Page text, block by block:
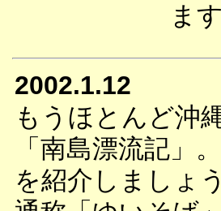
ます
2002.1.12
もうほとんど沖
「南島漂流記」
を紹介しましょ